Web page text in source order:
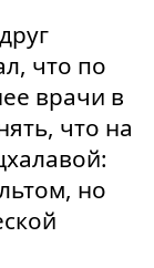
что по
врачи в
что на
но